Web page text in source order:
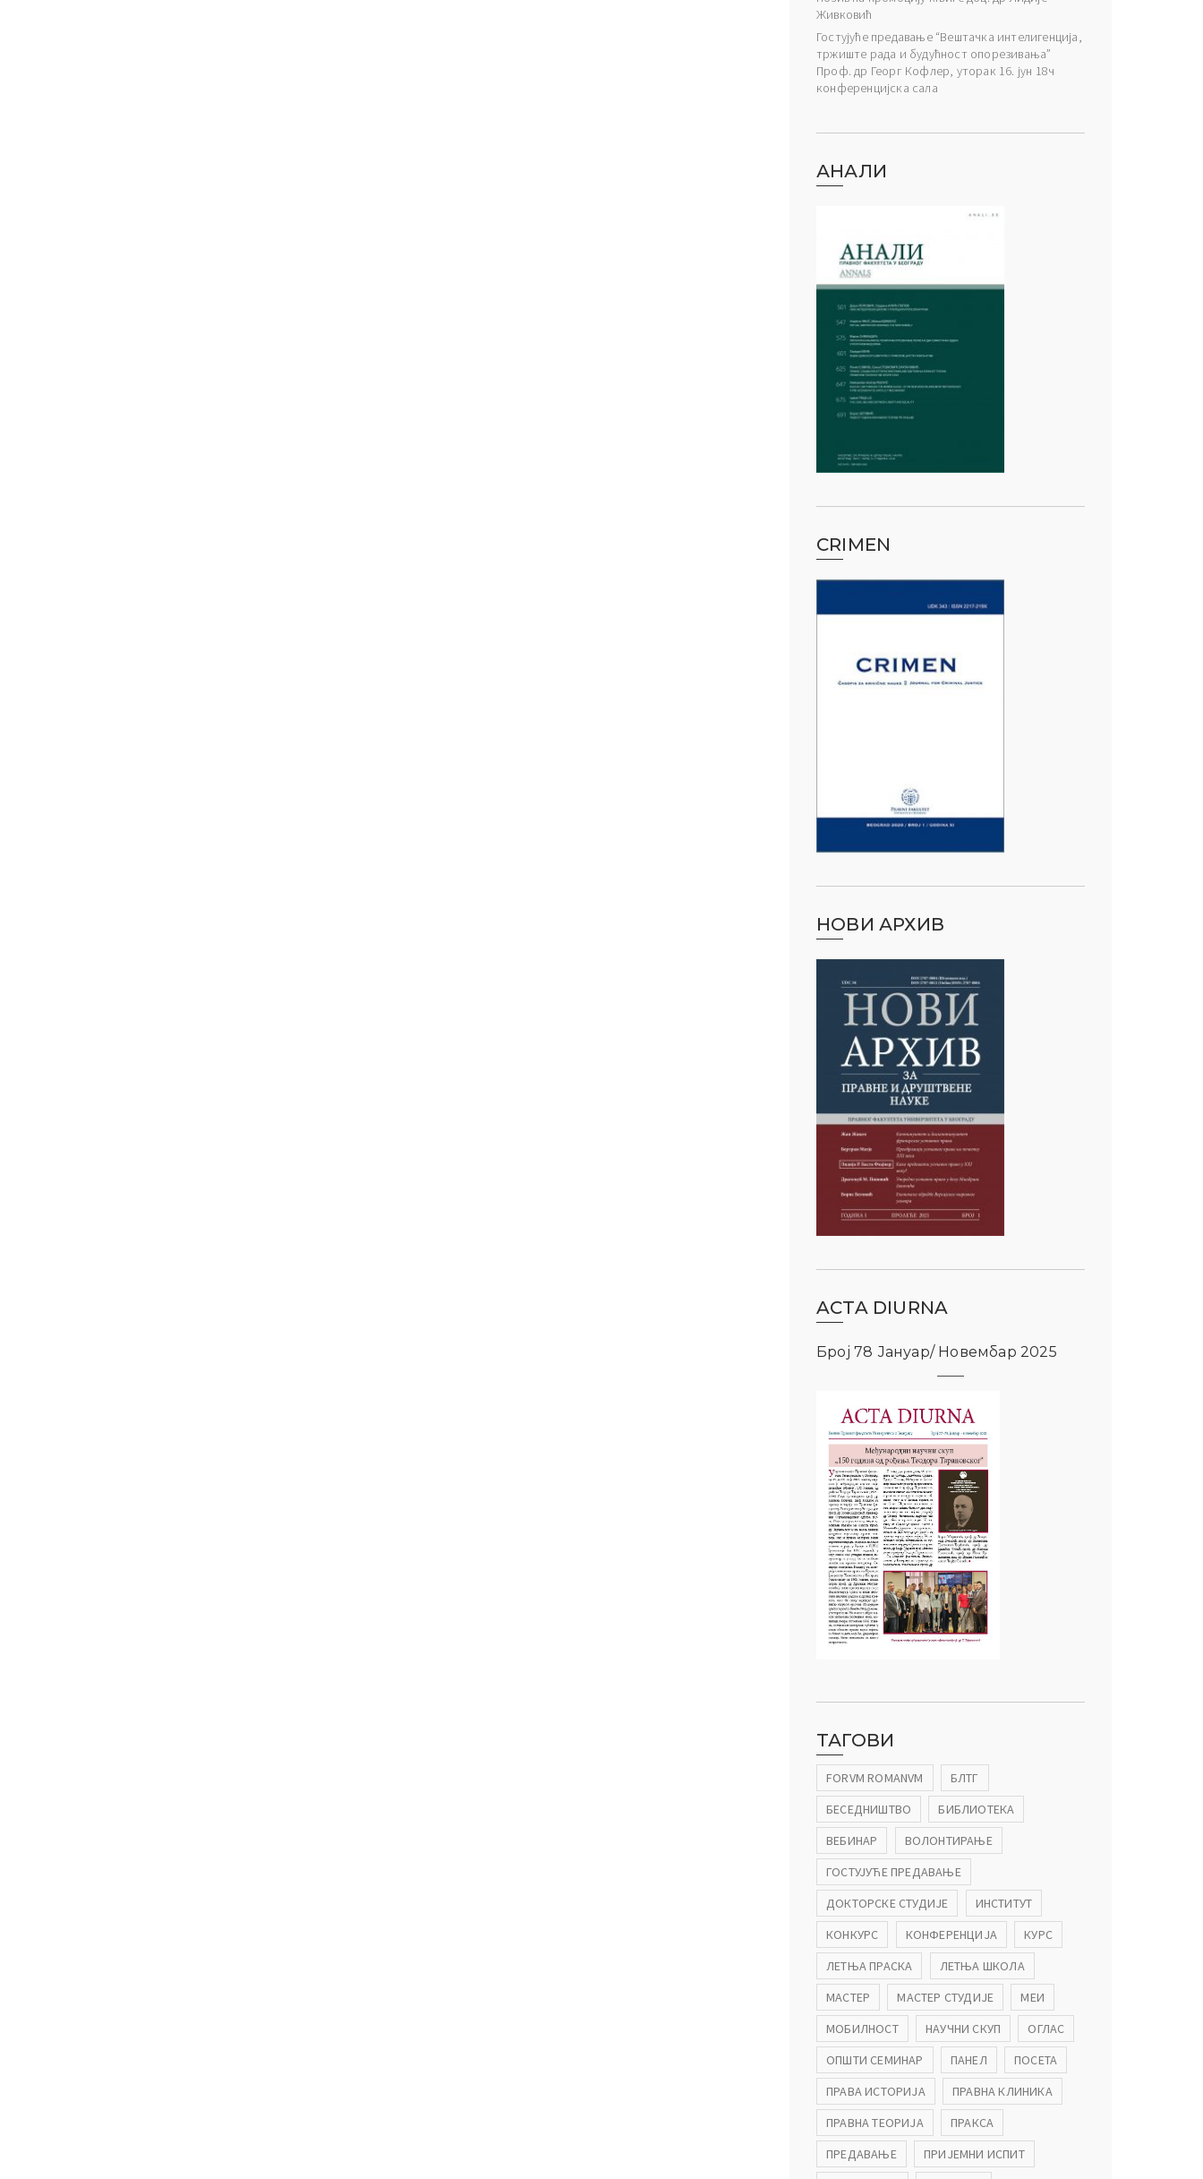
Живковић
Гостујуће предавање “Вештачка интелигенција,
тржиште рада и будућност опорезивања”
Проф. др Георг Кофлер, уторак 16. јун 18ч
конференцијска сала
АНАЛИ
CRIMEN
НОВИ АРХИВ
ACTA DIURNA
Број 78 Јануар/ Новембар 2025
ТАГОВИ
FORVM ROMANVM
БЛТГ
БЕСЕДНИШТВО
БИБЛИОТЕКА
ВЕБИНАР
ВОЛОНТИРАЊЕ
ГОСТУЈУЋЕ ПРЕДАВАЊЕ
ДОКТОРСКЕ СТУДИЈЕ
ИНСТИТУТ
КОНКУРС
КОНФЕРЕНЦИЈА
КУРС
ЛЕТЊА ПРАСКА
ЛЕТЊА ШКОЛА
МАСТЕР
МАСТЕР СТУДИЈЕ
МЕИ
МОБИЛНОСТ
НАУЧНИ СКУП
ОГЛАС
ОПШТИ СЕМИНАР
ПАНЕЛ
ПОСЕТА
ПРАВА ИСТОРИЈА
ПРАВНА КЛИНИКА
ПРАВНА ТЕОРИЈА
ПРАКСА
ПРЕДАВАЊЕ
ПРИЈЕМНИ ИСПИТ